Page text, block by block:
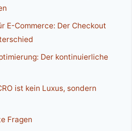
E-Commerce: Der Checkout
Der kontinuierliche
ist kein Luxus, sondern
Fragen